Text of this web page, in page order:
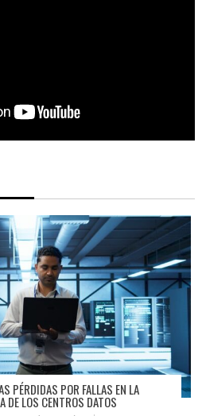
PÉRDIDAS POR FALLAS EN LA
DE LOS CENTROS DATOS